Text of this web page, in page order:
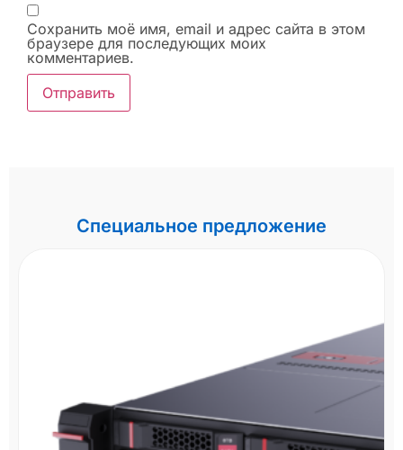
Сохранить моё имя, email и адрес сайта в этом
браузере для последующих моих
комментариев.
Специальное предложение